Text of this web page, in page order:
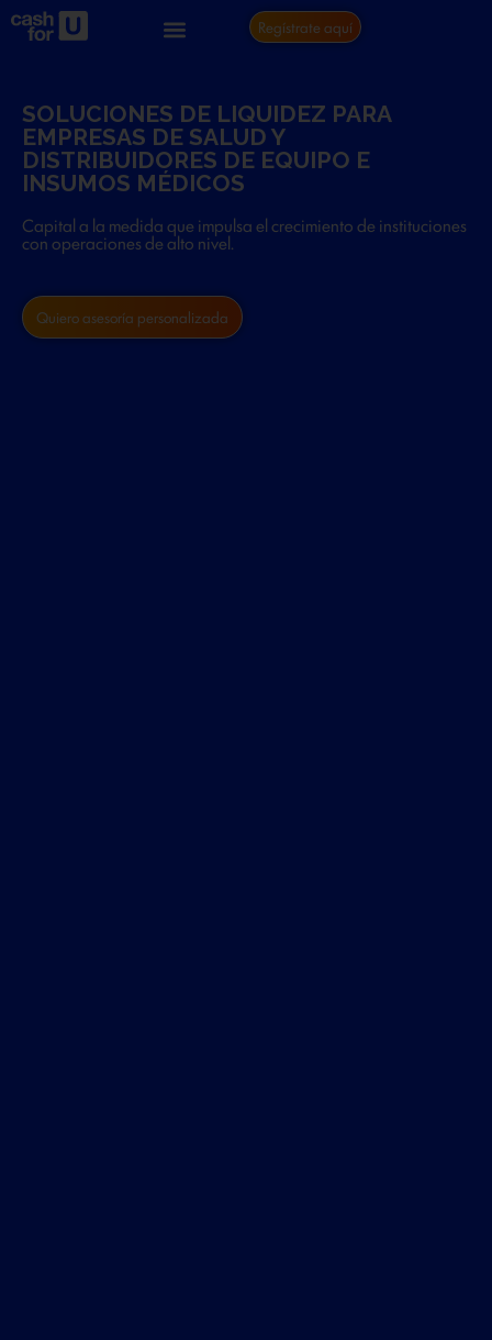
Regístrate aquí
SOLUCIONES DE LIQUIDEZ PARA
EMPRESAS DE SALUD Y
DISTRIBUIDORES DE EQUIPO E
INSUMOS MÉDICOS
Capital a la medida que impulsa el crecimiento de instituciones
con operaciones de alto nivel.
Quiero asesoría personalizada